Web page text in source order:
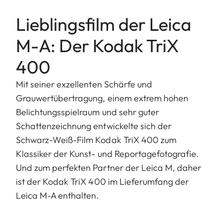
Lieblingsfilm der Leica
M-A: Der Kodak TriX
400
Mit seiner exzellenten Schärfe und
Grauwertübertragung, einem extrem hohen
Belichtungsspielraum und sehr guter
Schattenzeichnung entwickelte sich der
Schwarz-Weiß-Film Kodak TriX 400 zum
Klassiker der Kunst- und Reportagefotografie.
Und zum perfekten Partner der Leica M, daher
ist der Kodak TriX 400 im Lieferumfang der
Leica M-A enthalten.